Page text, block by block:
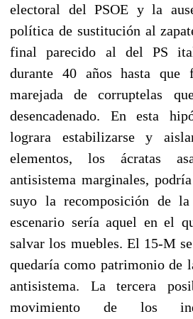
electoral del PSOE y la
política de sustitución al
final parecido al del PS
durante 40 años hasta que
marejada de corruptelas
desencadenado. En esta
lograra estabilizarse y
elementos, los ácratas
antisistema marginales,
suyo la recomposición de
escenario sería aquel en el
salvar los muebles. El 15-M
quedaría como patrimonio de
antisistema. La tercera
movimiento de los